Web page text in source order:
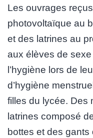
Les ouvrages
photovoltaïque au
et des latrines au
aux élèves de
l’hygiène lors de
d’hygiène
filles du lycée. Des
latrines composé
bottes et des